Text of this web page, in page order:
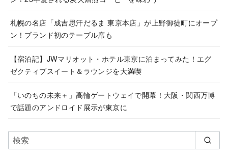
札幌の名店「成吉思汗だるま 東京本店」が上野御徒町にオープ
ン！ブランド初のテーブル席も
【宿泊記】JWマリオット・ホテル東京に泊まってみた！エグ
ゼクティブスイート＆ラウンジを大満喫
「いのちの未来＋」高輪ゲートウェイで開幕！大阪・関西万博
で話題のアンドロイド展示が東京に